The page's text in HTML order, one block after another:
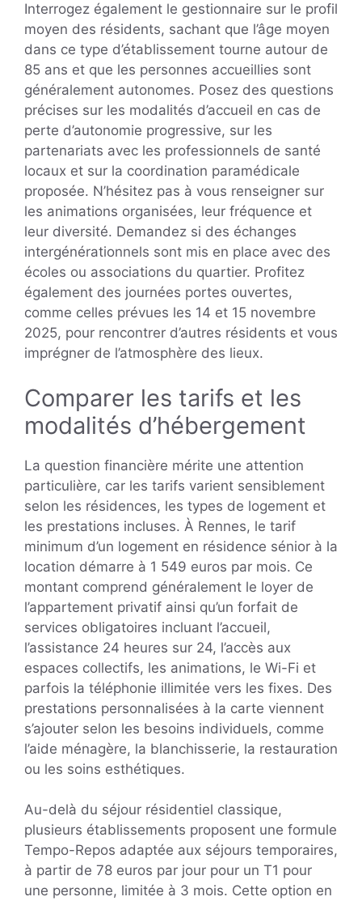
Interrogez également le gestionnaire sur le profil
moyen des résidents, sachant que l’âge moyen
dans ce type d’établissement tourne autour de
85 ans et que les personnes accueillies sont
généralement autonomes. Posez des questions
précises sur les modalités d’accueil en cas de
perte d’autonomie progressive, sur les
partenariats avec les professionnels de santé
locaux et sur la coordination paramédicale
proposée. N’hésitez pas à vous renseigner sur
les animations organisées, leur fréquence et
leur diversité. Demandez si des échanges
intergénérationnels sont mis en place avec des
écoles ou associations du quartier. Profitez
également des journées portes ouvertes,
comme celles prévues les 14 et 15 novembre
2025, pour rencontrer d’autres résidents et vous
imprégner de l’atmosphère des lieux.
Comparer les tarifs et les
modalités d’hébergement
La question financière mérite une attention
particulière, car les tarifs varient sensiblement
selon les résidences, les types de logement et
les prestations incluses. À Rennes, le tarif
minimum d’un logement en résidence sénior à la
location démarre à 1 549 euros par mois. Ce
montant comprend généralement le loyer de
l’appartement privatif ainsi qu’un forfait de
services obligatoires incluant l’accueil,
l’assistance 24 heures sur 24, l’accès aux
espaces collectifs, les animations, le Wi-Fi et
parfois la téléphonie illimitée vers les fixes. Des
prestations personnalisées à la carte viennent
s’ajouter selon les besoins individuels, comme
l’aide ménagère, la blanchisserie, la restauration
ou les soins esthétiques.
Au-delà du séjour résidentiel classique,
plusieurs établissements proposent une formule
Tempo-Repos adaptée aux séjours temporaires,
à partir de 78 euros par jour pour un T1 pour
une personne, limitée à 3 mois. Cette option en